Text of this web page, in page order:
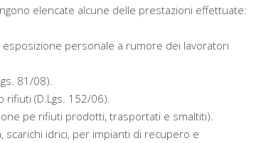
elencate alcune delle prestazioni effettuate:
personale a rumore dei lavoratori
81/08).
rifiuti (D.Lgs. 152/06).
pe rifiuti prodotti, trasportati e smaltiti).
idrici, per impianti di recupero e